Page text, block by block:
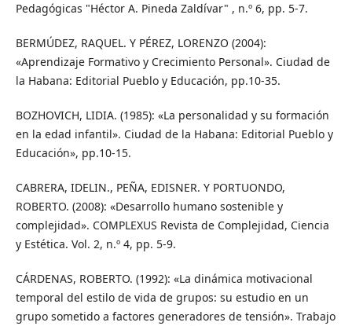
Pedagógicas "Héctor A. Pineda Zaldívar" , n.º 6, pp. 5-7.
BERMÚDEZ, RAQUEL. Y PÉREZ, LORENZO (2004):
«Aprendizaje Formativo y Crecimiento Personal». Ciudad de
la Habana: Editorial Pueblo y Educación, pp.10-35.
BOZHOVICH, LIDIA. (1985): «La personalidad y su formación
en la edad infantil». Ciudad de la Habana: Editorial Pueblo y
Educación», pp.10-15.
CABRERA, IDELIN., PEÑA, EDISNER. Y PORTUONDO,
ROBERTO. (2008): «Desarrollo humano sostenible y
complejidad». COMPLEXUS Revista de Complejidad, Ciencia
y Estética. Vol. 2, n.º 4, pp. 5-9.
CÁRDENAS, ROBERTO. (1992): «La dinámica motivacional
temporal del estilo de vida de grupos: su estudio en un
grupo sometido a factores generadores de tensión». Trabajo